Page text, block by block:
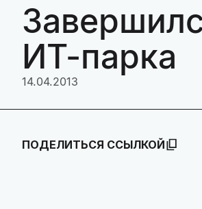
ИТ-парка
14.04.2013
ПОДЕЛИТЬСЯ ССЫЛКОЙ